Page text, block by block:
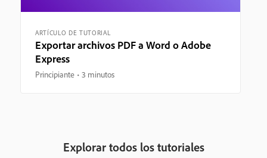
ARTÍCULO DE TUTORIAL
Exportar archivos PDF a Word o Adobe
Express
Principiante 3 minutos
Explorar todos los tutoriales